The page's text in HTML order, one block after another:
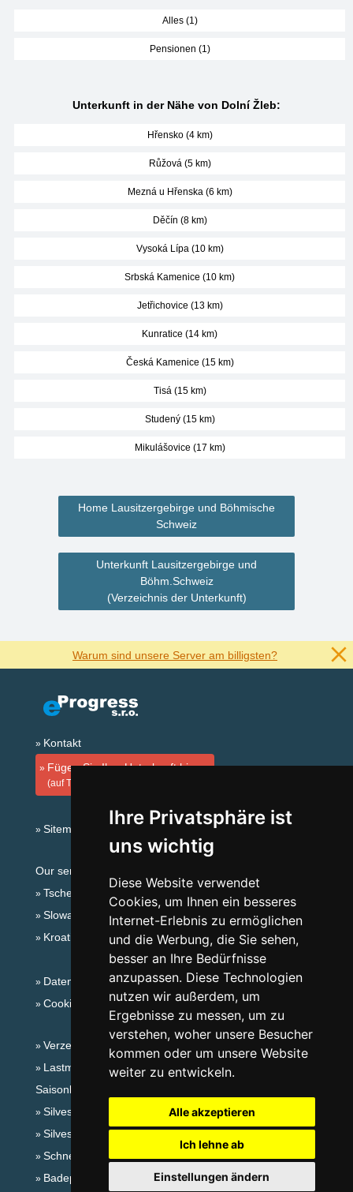
Ihre Privatsphäre ist
uns wichtig
Diese Website verwendet
Cookies, um Ihnen ein besseres
Internet-Erlebnis zu ermöglichen
und die Werbung, die Sie sehen,
besser an Ihre Bedürfnisse
anzupassen. Diese Technologien
nutzen wir außerdem, um
Ergebnisse zu messen, um zu
verstehen, woher unsere Besucher
kommen oder um unsere Website
weiter zu entwickeln.
Alle akzeptieren
Ich lehne ab
Einstellungen ändern
Alles (1)
Pensionen (1)
Unterkunft in der Nähe von Dolní Žleb:
Hřensko (4 km)
Růžová (5 km)
Mezná u Hřenska (6 km)
Děčín (8 km)
Vysoká Lípa (10 km)
Srbská Kamenice (10 km)
Jetřichovice (13 km)
Kunratice (14 km)
Česká Kamenice (15 km)
Tisá (15 km)
Studený (15 km)
Mikulášovice (17 km)
Home Lausitzergebirge und Böhmische
Schweiz
Unterkunft Lausitzergebirge und
Böhm.Schweiz
(Verzeichnis der Unterkunft)
Warum sind unsere Server am billigsten?
Kontakt
Fügen Sie Ihre Unterkunft hinzu
(auf Tschechisch)
Sitemap
Our servers:
Tschechische Gebirge
Slowakische Gebirge
Kroatien
Datenschutz
Cookies
Verzeichnis der Unterkunft
Lastminute Lausitzergebirge und Böhm.Schweiz
Saisonlinks:
Silvester Lausitzergebirge und Böhm.Schweiz
Silvester im Gebirge 2025/26
Schneehöhen
Badeplätze